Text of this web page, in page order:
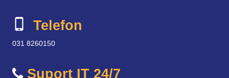
Telefon
031 8260150
Suport IT 24/7